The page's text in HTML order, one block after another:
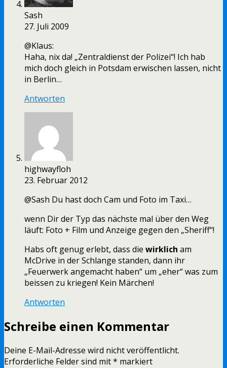
Sash
27. Juli 2009
@Klaus:
Haha, nix da! „Zentraldienst der Polizei“! Ich hab
mich doch gleich in Potsdam erwischen lassen, nicht
in Berlin…
Antworten
highwayfloh
23. Februar 2012
@Sash Du hast doch Cam und Foto im Taxi…
wenn Dir der Typ das nächste mal über den Weg
läuft: Foto + Film und Anzeige gegen den „Sheriff“!
Habs oft genug erlebt, dass die wirklich am
McDrive in der Schlange standen, dann ihr
„Feuerwerk angemacht haben“ um „eher“ was zum
beissen zu kriegen! Kein Märchen!
Antworten
Schreibe einen Kommentar
Deine E-Mail-Adresse wird nicht veröffentlicht.
Erforderliche Felder sind mit* markiert